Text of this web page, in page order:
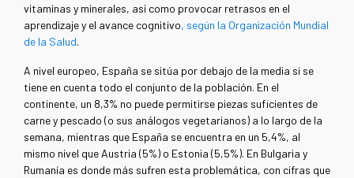
vitaminas y minerales, así como provocar retrasos en el
aprendizaje y el avance cognitivo, según la Organización Mundial
de la Salud.
A nivel europeo, España se sitúa por debajo de la media si se
tiene en cuenta todo el conjunto de la población. En el
continente, un 8,3% no puede permitirse piezas suficientes de
carne y pescado (o sus análogos vegetarianos) a lo largo de la
semana, mientras que España se encuentra en un 5,4%, al
mismo nivel que Austria (5%) o Estonia (5,5%). En Bulgaria y
Rumanía es donde más sufren esta problemática, con cifras que